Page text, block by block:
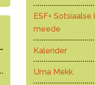
ESF+ Sotsiaalse
meede
Kalender
Uma Mekk